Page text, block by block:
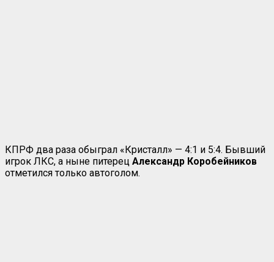
КПРФ два раза обыграл «Кристалл» — 4:1 и 5:4. Бывший
игрок ЛКС, а ныне питерец Александр Коробейников
отметился только автоголом.